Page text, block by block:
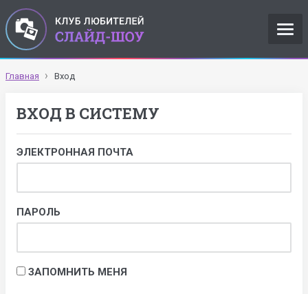
Главная Вход
ВХОД В СИСТЕМУ
ЭЛЕКТРОННАЯ ПОЧТА
ПАРОЛЬ
ЗАПОМНИТЬ МЕНЯ